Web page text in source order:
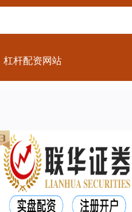
杠杆配资网站